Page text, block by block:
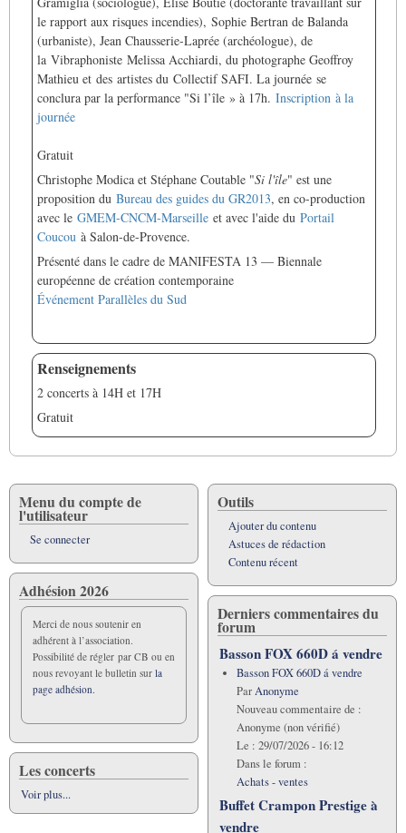
le rapport aux risques incendies), Sophie Bertran de Balanda
(urbaniste), Jean Chausserie-Laprée (archéologue), de
la Vibraphoniste Melissa Acchiardi, du photographe Geoffroy
Mathieu et des artistes du Collectif SAFI. La journée se
conclura par la performance "Si l’île » à 17h. Inscription à la
journée
Gratuit
Christophe Modica et Stéphane Coutable "Si l'île" est une
proposition du Bureau des guides du GR2013, en co-production
avec le GMEM-CNCM-Marseille et avec l'aide du Portail
Coucou à Salon-de-Provence.
Présenté dans le cadre de MANIFESTA 13 — Biennale
européenne de création contemporaine
Événement Parallèles du Sud
Renseignements
2 concerts à 14H et 17H
Gratuit
Menu du compte de
l'utilisateur
Se connecter
Adhésion 2026
Merci de nous soutenir en
adhérent à l’association.
Possibilité de régler par CB ou en
nous revoyant le bulletin sur la
page adhésion.
Les concerts
Voir plus...
Outils
Ajouter du contenu
Astuces de rédaction
Contenu récent
Derniers commentaires du
forum
Basson FOX 660D á vendre
Basson FOX 660D á vendre
ParAnonyme
Nouveau commentaire de :
Anonyme (non vérifié)
Le : 29/07/2026 - 16:12
Dans le forum :
Achats - ventes
Buffet Crampon Prestige à
vendre